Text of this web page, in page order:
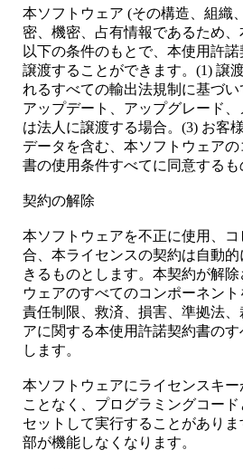
本ソフトウェア (その構造、組織
密、機密、占有情報であるため
以下の条件のもとで、本使用許
譲渡することができます。(1) 譲
れるすべての輸出法規制に基づ
アップデート、アップグレード
は法人に譲渡する場合。(3) お客
データを含む、本ソフトウェア
書の使用条件すべてに同意するも
契約の解除
本ソフトウェアを不正に使用、
合、本ライセンスの契約は自動
きるものとします。本契約が解
ウェアのすべてのコンポーネン
責任制限、救済、損害、準拠法
アに関する本使用許諾契約書の
します。
本ソフトウェアにライセンスキ
ことなく、プログラミングコー
セットして実行することがあり
部が機能しなくなります。